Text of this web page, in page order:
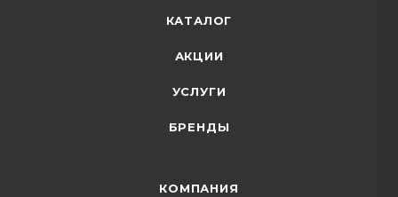
КАТАЛОГ
АКЦИИ
УСЛУГИ
БРЕНДЫ
КОМПАНИЯ